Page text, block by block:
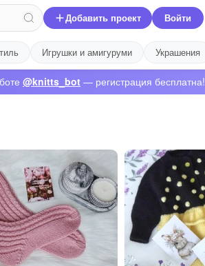
Добавить проект Войти
Игрушки и амигуруми Украшения
@knitts_bot — регистрация бесплатна!